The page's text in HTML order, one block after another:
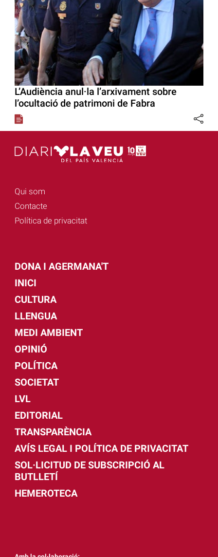
L’Audiència anul·la l’arxivament sobre
l’ocultació de patrimoni de Fabra
Qui som
Contacte
Política de privacitat
DONA I AGERMANA'T
INICI
CULTURA
LLENGUA
MEDI AMBIENT
OPINIÓ
POLÍTICA
SOCIETAT
LVL
EDITORIAL
TRANSPARÈNCIA
AVÍS LEGAL I POLÍTICA DE PRIVACITAT
SOL·LICITUD DE SUBSCRIPCIÓ AL
BUTLLETÍ
HEMEROTECA